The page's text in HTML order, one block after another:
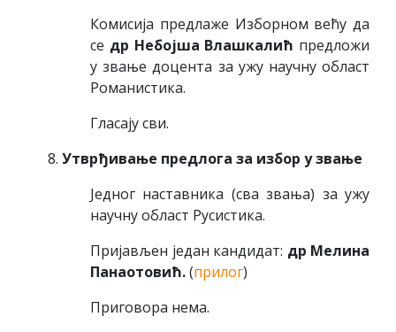
Комисија предлаже Изборном већу да
се др Небојша Влашкалић предложи
у звање доцента за ужу научну област
Романистика.
Гласају сви.
Утврђивање предлога за избор у звање
Једног наставника (сва звања) за ужу
научну област Русистика.
Пријављен један кандидат: др Мелина
Панаотовић.(прилог)
Приговора нема.